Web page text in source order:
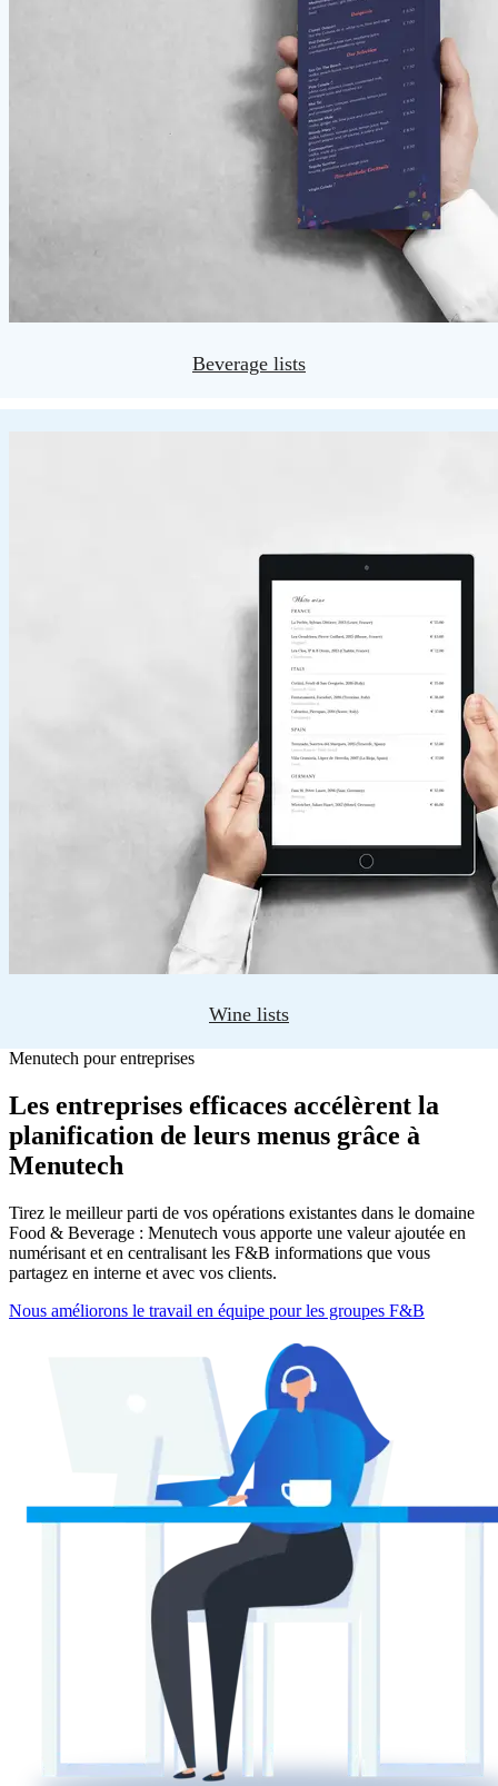
Beverage lists
Wine lists
Menutech pour entreprises
Les entreprises efficaces accélèrent la
planification de leurs menus grâce à
Menutech
Tirez le meilleur parti de vos opérations existantes dans le domaine
Food & Beverage : Menutech vous apporte une valeur ajoutée en
numérisant et en centralisant les F&B informations que vous
partagez en interne et avec vos clients.
Nous améliorons le travail en équipe pour les groupes F&B